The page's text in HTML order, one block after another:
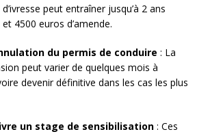
peut entraîner jusqu’à 2 ans
4500 euros d’amende.
du permis de conduire : La
peut varier de quelques mois à
devenir définitive dans les cas les plus
un stage de sensibilisation : Ces